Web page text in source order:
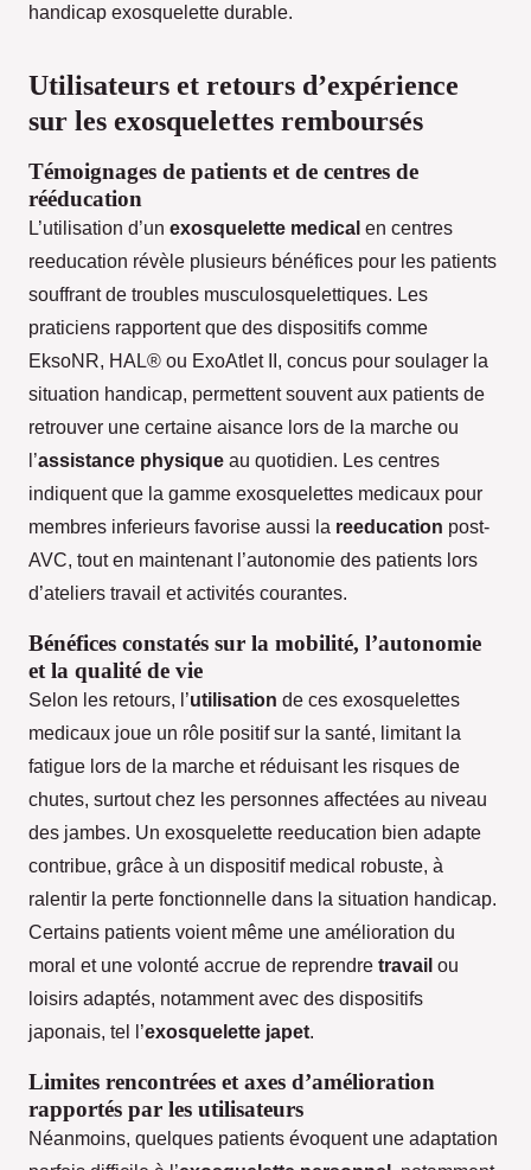
handicap exosquelette durable.
Utilisateurs et retours d’expérience
sur les exosquelettes remboursés
Témoignages de patients et de centres de
rééducation
L’utilisation d’un exosquelette medical en centres
reeducation révèle plusieurs bénéfices pour les patients
souffrant de troubles musculosquelettiques. Les
praticiens rapportent que des dispositifs comme
EksoNR, HAL® ou ExoAtlet II, concus pour soulager la
situation handicap, permettent souvent aux patients de
retrouver une certaine aisance lors de la marche ou
l’assistance physique au quotidien. Les centres
indiquent que la gamme exosquelettes medicaux pour
membres inferieurs favorise aussi la reeducation post-
AVC, tout en maintenant l’autonomie des patients lors
d’ateliers travail et activités courantes.
Bénéfices constatés sur la mobilité, l’autonomie
et la qualité de vie
Selon les retours, l’utilisation de ces exosquelettes
medicaux joue un rôle positif sur la santé, limitant la
fatigue lors de la marche et réduisant les risques de
chutes, surtout chez les personnes affectées au niveau
des jambes. Un exosquelette reeducation bien adapte
contribue, grâce à un dispositif medical robuste, à
ralentir la perte fonctionnelle dans la situation handicap.
Certains patients voient même une amélioration du
moral et une volonté accrue de reprendre travail ou
loisirs adaptés, notamment avec des dispositifs
japonais, tel l’exosquelette japet.
Limites rencontrées et axes d’amélioration
rapportés par les utilisateurs
Néanmoins, quelques patients évoquent une adaptation